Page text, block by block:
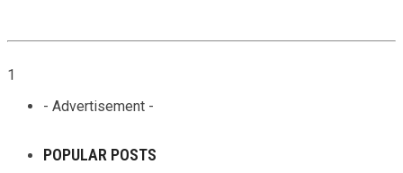
1
- Advertisement -
POPULAR POSTS